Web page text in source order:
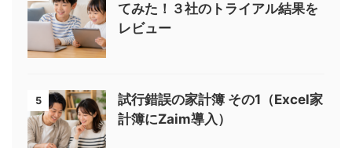
てみた！３社のトライアル結果を
レビュー
5
試行錯誤の家計簿 その1（Excel家
計簿にZaim導入）